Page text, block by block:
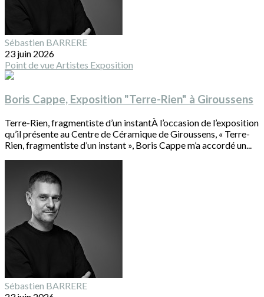
Sébastien BARRERE
23 juin 2026
Point de vueArtistes Exposition
Boris Cappe, Exposition "Terre-Rien" à Giroussens
Terre-Rien, fragmentiste d’un instantÀ l’occasion de l’exposition
qu’il présente au Centre de Céramique de Giroussens, « Terre-
Rien, fragmentiste d’un instant », Boris Cappe m’a accordé un...
Sébastien BARRERE